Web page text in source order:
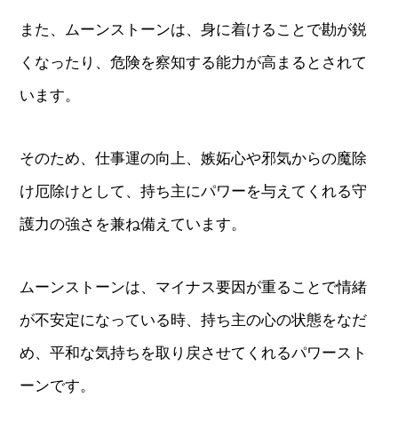
また、ムーンストーンは、身に着けることで勘が鋭
くなったり、危険を察知する能力が高まるとされて
います。
そのため、仕事運の向上、嫉妬心や邪気からの魔除
け厄除けとして、持ち主にパワーを与えてくれる守
護力の強さを兼ね備えています。
ムーンストーンは、マイナス要因が重ることで情緒
が不安定になっている時、持ち主の心の状態をなだ
め、平和な気持ちを取り戻させてくれるパワースト
ーンです。